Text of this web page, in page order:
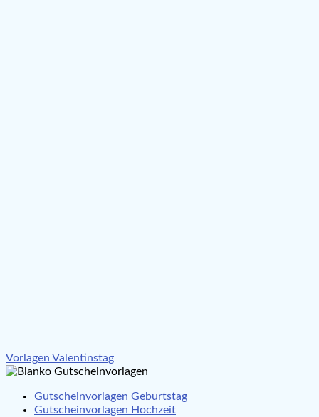
Beitragsnavigation
Vorlagen Valentinstag
Gutscheinvorlagen Geburtstag
Gutscheinvorlagen Hochzeit